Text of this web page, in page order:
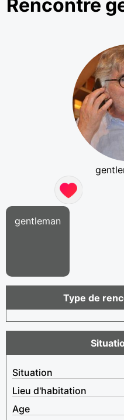
Rencontre
gentleman
Type de
Situation
Lieu d'habitation
Age